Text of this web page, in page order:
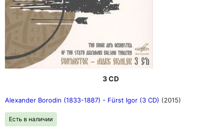
3 CD
Alexander Borodin (1833-1887) - Fürst Igor (3 CD) (2015)
Есть в наличии